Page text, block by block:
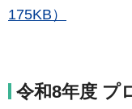
175KB）
令和8年度 プ